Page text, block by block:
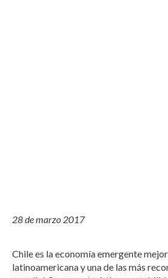
28 de marzo 2017
Chile es la economía emergente
latinoamericana y una de las más